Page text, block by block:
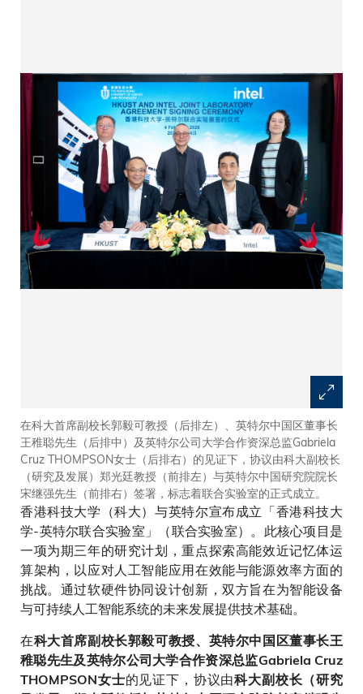
在科大首席副校长郭毅可教授（后排左）、英特尔中国区董事长
王稚聪先生（后排中）及英特尔公司大学合作资深总监Gabriela
Cruz THOMPSON女士（后排右）的见证下，协议由科大副校长
（研究及发展）郑光廷教授（前排左）与英特尔中国研究院院长
宋继强先生（前排右）签署，标志着联合实验室的正式成立。
香港科技大学（科大）与英特尔宣布成立「香港科技大
学-英特尔联合实验室」（联合实验室）。此核心项目是
一项为期三年的研究计划，重点探索高能效近记忆体运
算架构，以应对人工智能应用在效能与能源效率方面的
挑战。通过软硬件协同设计创新，双方旨在为智能设备
与可持续人工智能系统的未来发展提供技术基础。
在科大首席副校长郭毅可教授、英特尔中国区董事长王
稚聪先生及英特尔公司大学合作资深总监Gabriela Cruz
THOMPSON女士的见证下，协议由科大副校长（研究